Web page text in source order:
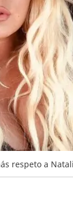
respeto a